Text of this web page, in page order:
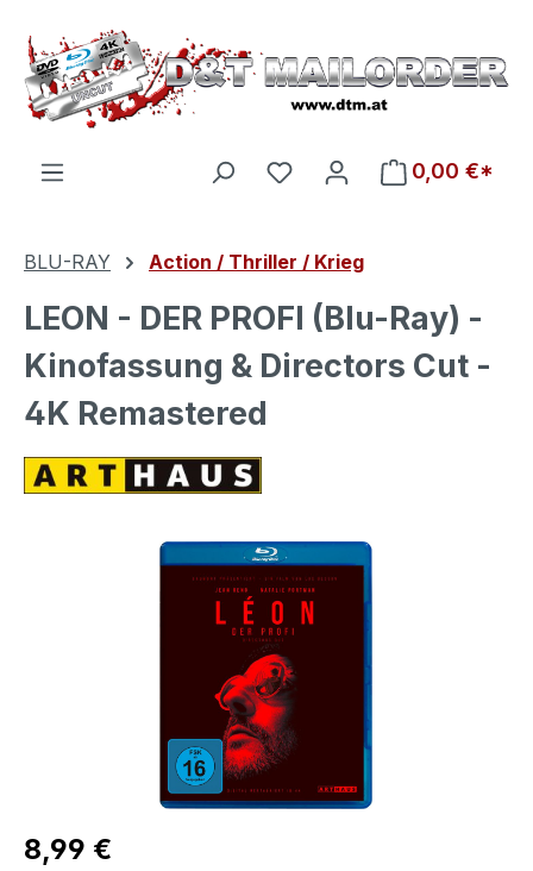
Zum Hauptinhalt springen
Du hast 0 Produkte auf
0,00 €*
BLU-RAY Action / Thriller / Krieg
LEON - DER PROFI (Blu-Ray) -
Kinofassung & Directors Cut -
4K Remastered
Bildergalerie überspringen
Regulärer Preis:
8,99 €